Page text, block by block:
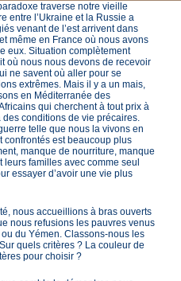
traverse notre vieille
entre l’Ukraine et la Russie a
venant de l’est arrivent dans
même en France où nous avons
eux. Situation complètement
où nous nous devons de recevoir
ne savent où aller pour se
extrêmes. Mais il y a un mais,
en Méditerranée des
qui cherchent à tout prix à
conditions de vie précaires.
telle que nous la vivons en
confrontés est beaucoup plus
manque de nourriture, manque
leurs familles avec comme seul
essayer d’avoir une vie plus
nous accueillions à bras ouverts
nous refusions les pauvres venus
ou du Yémen. Classons-nous les
quels critères ? La couleur de
pour choisir ?